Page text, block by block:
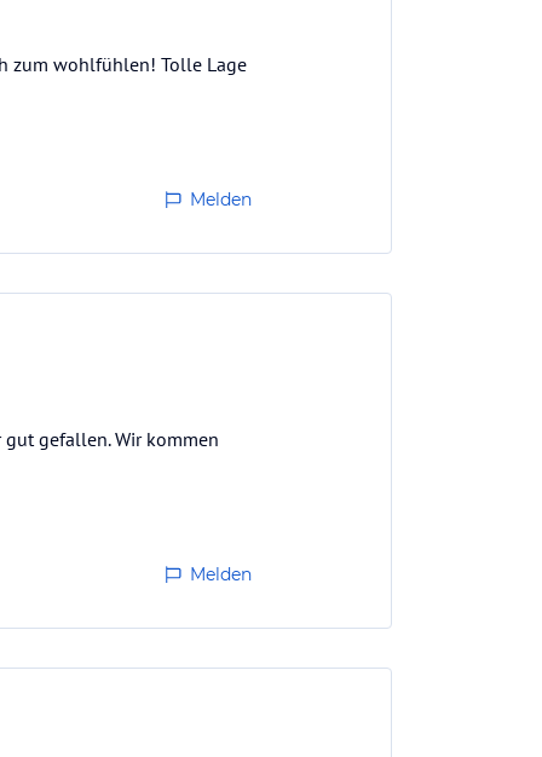
zum wohlfühlen! Tolle Lage
Melden
gefallen. Wir kommen
Melden